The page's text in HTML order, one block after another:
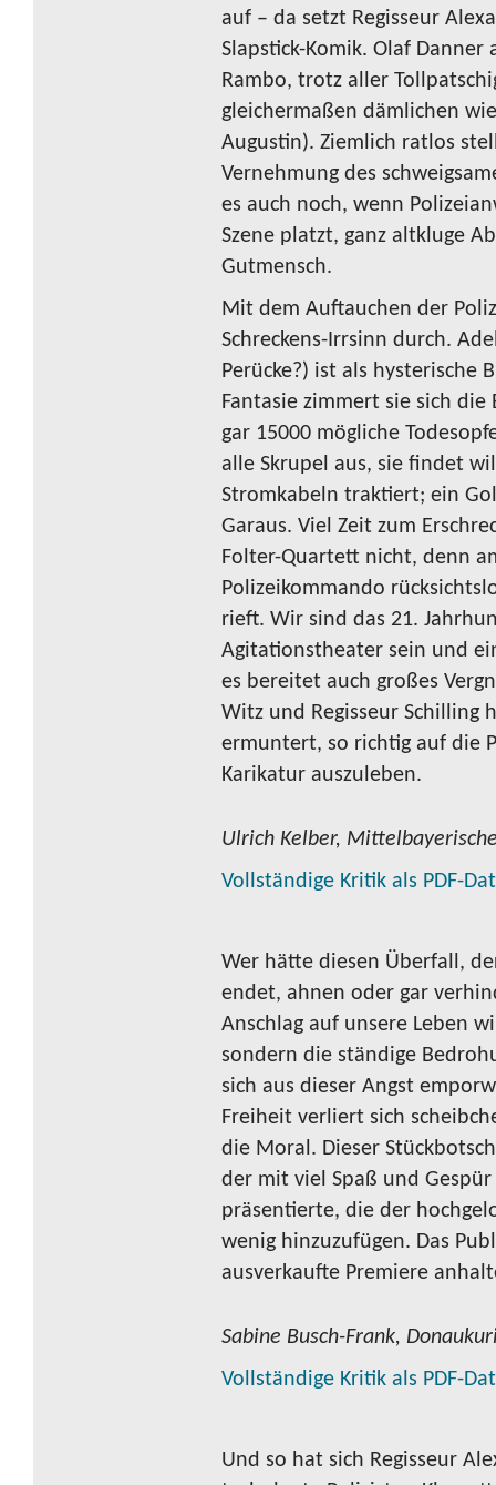
auf – da setzt Regisseur
Slapstick-Komik. Olaf
Rambo, trotz aller
gleichermaßen dämlichen
Augustin). Ziemlich ratlos
Vernehmung des
es auch noch, wenn
Szene platzt, ganz altkluge
Gutmensch.
Mit dem Auftauchen der
Schreckens-Irrsinn durch.
Perücke?) ist als hysterische
Fantasie zimmert sie sich die
gar 15000 mögliche
alle Skrupel aus, sie findet
Stromkabeln traktiert; ein
Garaus. Viel Zeit zum
Folter-Quartett nicht, denn
Polizeikommando
rieft. Wir sind das 21.
Agitationstheater sein und
es bereitet auch großes
Witz und Regisseur Schilling
ermuntert, so richtig auf die
Karikatur auszuleben.
Ulrich Kelber,
Vollständige Kritik als PDF-
Wer hätte diesen Überfall,
endet, ahnen oder gar
Anschlag auf unsere Leben
sondern die ständige
sich aus dieser Angst
Freiheit verliert sich
die Moral. Dieser
der mit viel Spaß und
präsentierte, die der
wenig hinzuzufügen. Das
ausverkaufte Premiere
Sabine Busch-Frank,
Vollständige Kritik als PDF-
Und so hat sich Regisseur